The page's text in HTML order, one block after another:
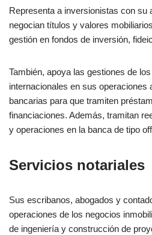
Representa a inversionistas con su
negocian títulos y valores
gestión en fondos de inversión,
También, apoya las gestiones de
internacionales en sus operaciones
bancarias para que tramiten
financiaciones. Además, tramitan
y operaciones en la banca de tipo
Servicios notariales
Sus escribanos, abogados y
operaciones de los negocios
de ingeniería y construcción de